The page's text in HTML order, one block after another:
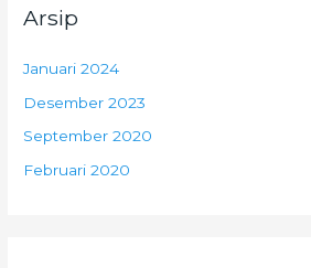
Arsip
Januari 2024
Desember 2023
September 2020
Februari 2020